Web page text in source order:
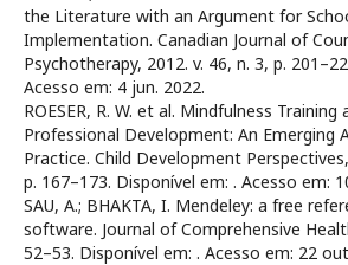
the Literature with an Argument for
Implementation. Canadian Journal of
Psychotherapy, 2012. v. 46, n. 3, p.
Acesso em: 4 jun. 2022.
ROESER, R. W. et al. Mindfulness Training
Professional Development: An Emerging
Practice. Child Development
p. 167–173. Disponível em: . Acesso em:
SAU, A.; BHAKTA, I. Mendeley: a free
software. Journal of Comprehensive
52–53. Disponível em: . Acesso em: 22